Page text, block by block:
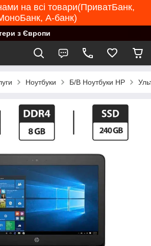
на всі товари(ПриватБанк,
А-банк)
з Європи
Ноутбуки Б/В Ноутбуки HP